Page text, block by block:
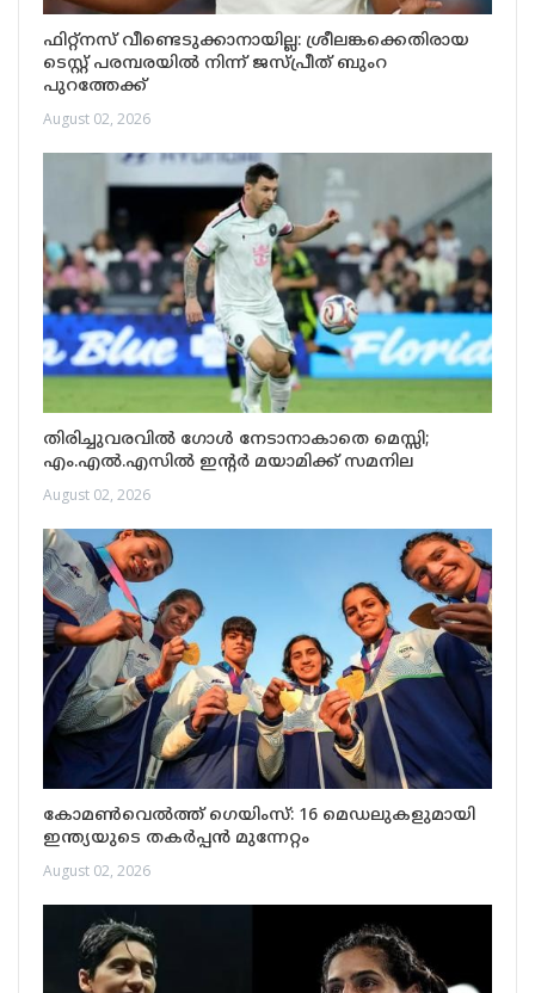
ഫിറ്റ്നസ് വീണ്ടെടുക്കാനായില്ല: ശ്രീലങ്കക്കെതിരായ
ടെസ്റ്റ് പരമ്പരയിൽ നിന്ന് ജസ്പ്രീത് ബുംറ
പുറത്തേക്ക്
August 02, 2026
തിരിച്ചുവരവിൽ ഗോൾ നേടാനാകാതെ മെസ്സി;
എം.എൽ.എസിൽ ഇന്റർ മയാമിക്ക് സമനില
August 02, 2026
കോമൺവെൽത്ത് ഗെയിംസ്: 16 മെഡലുകളുമായി
ഇന്ത്യയുടെ തകർപ്പൻ മുന്നേറ്റം
August 02, 2026